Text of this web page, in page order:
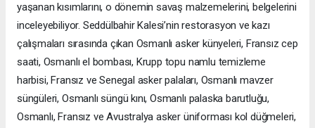
yaşanan kısımlarını, o dönemin savaş malzemelerini, belgelerini
inceleyebiliyor. Seddülbahir Kalesi’nin restorasyon ve kazı
çalışmaları sırasında çıkan Osmanlı asker künyeleri, Fransız cep
saati, Osmanlı el bombası, Krupp topu namlu temizleme
harbisi, Fransız ve Senegal asker palaları, Osmanlı mavzer
süngüleri, Osmanlı süngü kını, Osmanlı palaska barutluğu,
Osmanlı, Fransız ve Avustralya asker üniforması kol düğmeleri,